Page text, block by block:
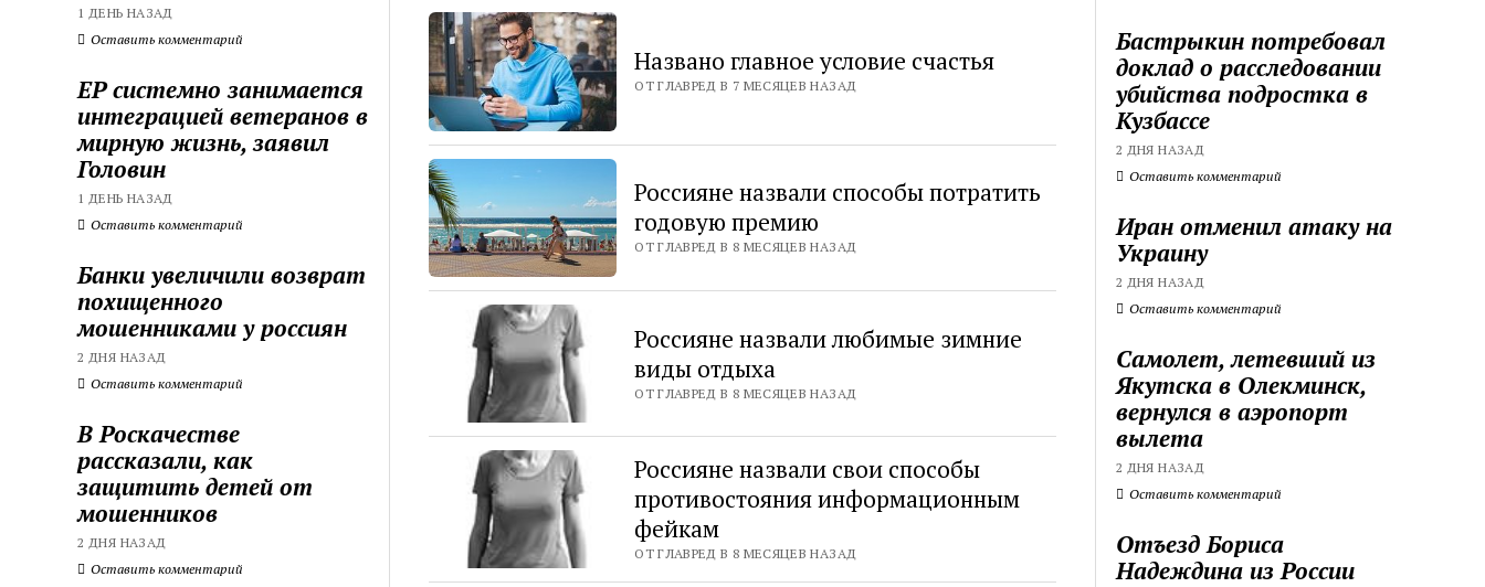
1 ДЕНЬ НАЗАД
Оставить комментарий
ЕР системно занимается
интеграцией ветеранов в
мирную жизнь, заявил
Головин
1 ДЕНЬ НАЗАД
Оставить комментарий
Банки увеличили возврат
похищенного
мошенниками у россиян
2 ДНЯ НАЗАД
Оставить комментарий
В Роскачестве
рассказали, как
защитить детей от
мошенников
2 ДНЯ НАЗАД
Оставить комментарий
Названо главное условие счастья
ОТ ГЛАВРЕД В 7 МЕСЯЦЕВ НАЗАД
Россияне назвали способы потратить
годовую премию
ОТ ГЛАВРЕД В 8 МЕСЯЦЕВ НАЗАД
Россияне назвали любимые зимние
виды отдыха
ОТ ГЛАВРЕД В 8 МЕСЯЦЕВ НАЗАД
Россияне назвали свои способы
противостояния информационным
фейкам
ОТ ГЛАВРЕД В 8 МЕСЯЦЕВ НАЗАД
Бастрыкин потребовал
доклад о расследовании
убийства подростка в
Кузбассе
2 ДНЯ НАЗАД
Оставить комментарий
Иран отменил атаку на
Украину
2 ДНЯ НАЗАД
Оставить комментарий
Самолет, летевший из
Якутска в Олекминск,
вернулся в аэропорт
вылета
2 ДНЯ НАЗАД
Оставить комментарий
Отъезд Бориса
Надеждина из России